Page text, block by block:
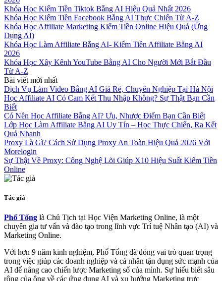
Khóa Học Kiếm Tiền Tiktok Bằng AI Hiệu Quả Nhất 2026
Khóa Học Kiếm Tiền Facebook Bằng AI Thực Chiến Từ A-Z
Khóa Học Affiliate Marketing Kiếm Tiền Online Hiệu Quả (Ứng
Dụng AI)
Khóa Học Làm Affiliate Bằng AI- Kiếm Tiền Affiliate Bằng AI
2026
Khóa Học Xây Kênh YouTube Bằng AI Cho Người Mới Bắt Đầu
Từ A-Z
Bài viết mới nhất
Dịch Vụ Làm Video Bằng AI Giá Rẻ, Chuyên Nghiệp Tại Hà Nội
Học Affiliate AI Có Cam Kết Thu Nhập Không? Sự Thật Bạn Cần
Biết
Có Nên Học Affiliate Bằng AI? Ưu, Nhược Điểm Bạn Cần Biết
Lớp Học Làm Affiliate Bằng AI Uy Tín – Học Thực Chiến, Ra Kết
Quả Nhanh
Proxy Là Gì? Cách Sử Dụng Proxy An Toàn Hiệu Quả 2026 Với
Morelogin
Sự Thật Về Proxy: Công Nghệ Lõi Giúp X10 Hiệu Suất Kiếm Tiền
Online
Tác giả
Phố Tổng là Chủ Tịch tại Học Viện Marketing Online, là một
chuyên gia tư vấn và đào tạo trong lĩnh vực Trí tuệ Nhân tạo (AI) và
Marketing Online.
Với hơn 9 năm kinh nghiệm, Phố Tổng đã đóng vai trò quan trọng
trong việc giúp các doanh nghiệp và cá nhân tận dụng sức mạnh của
AI để nâng cao chiến lược Marketing số của mình. Sự hiểu biết sâu
rộng của ông về các ứng dụng AI và xu hướng Marketing trực